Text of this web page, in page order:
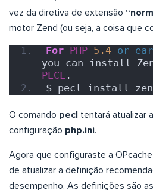
vez da diretiva de extensão
motor Zend (ou seja, a coisa que
For PHP 5.4 or
PECL .
$ pecl install
O comando pecl tentará atualizar
configuração php.ini.
Agora que configuraste a
de atualizar a definição
desempenho. As definições são